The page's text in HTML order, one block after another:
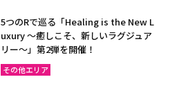
サムットソンクラーム
ナコーンパトム
5つのRで巡る「Healing is the New L
uxury ～癒しこそ、新しいラグジュア
リー〜」第2弾を開催！
その他エリア